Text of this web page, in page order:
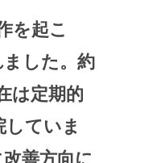
を起こ
ました。約
は定期的
していま
善方向に